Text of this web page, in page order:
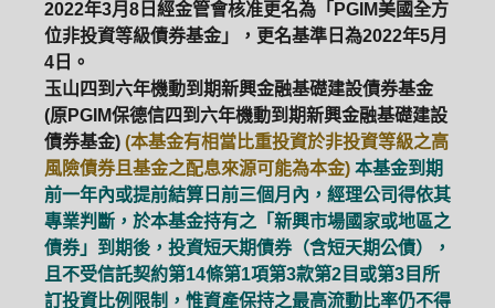
2022年3月8日經金管會核准更名為「PGIM美國全方
位非投資等級債券基金」，更名基準日為2022年5月
4日。
玉山四到六年機動到期新興金融基礎建設債券基金
(原PGIM保德信四到六年機動到期新興金融基礎建設
債券基金) (本基金有相當比重投資於非投資等級之高
風險債券且基金之配息來源可能為本金) 本基金到期
前一年內或提前結算日前三個月內，經理公司得依其
專業判斷，於本基金持有之「新興市場國家或地區之
債券」到期後，投資短天期債券（含短天期公債），
且不受信託契約第14條第1項第3款第2目或第3目所
訂投資比例限制，惟資產保持之最高流動比率仍不得